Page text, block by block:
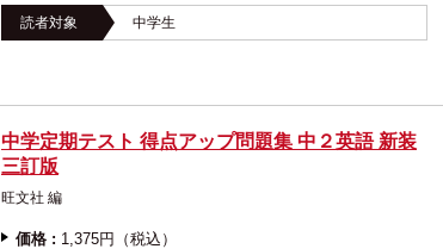
読者対象 中学生
中学定期テスト 得点アップ問題集 中２英語 新装
三訂版
旺文社 編
価格 : 1,375円（税込）